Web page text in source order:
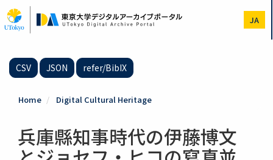
to
main
JA
CSV JSON refer/BibIX
Home Digital Cultural Heritage
兵庫縣知事時代の伊藤博文